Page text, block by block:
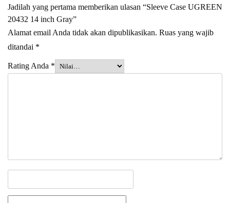
Jadilah yang pertama memberikan ulasan “Sleeve Case UGREEN
20432 14 inch Gray”
Alamat email Anda tidak akan dipublikasikan. Ruas yang wajib
ditandai *
Rating Anda *